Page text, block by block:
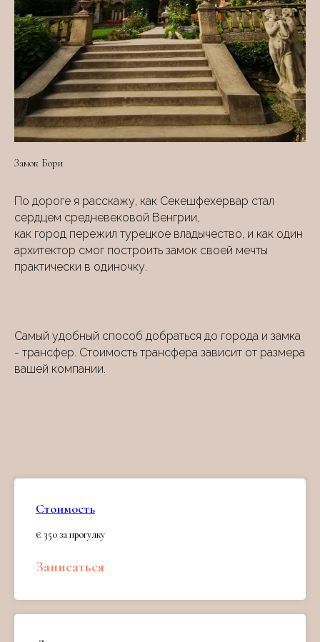
Замок Бори
По дороге я расскажу, как Секешфехервар стал
сердцем средневековой Венгрии,
как город пережил турецкое владычество, и как один
архитектор смог построить замок своей мечты
практически в одиночку.
Самый удобный способ добраться до города и замка
- трансфер. Стоимость трансфера зависит от размера
вашей компании.
Стоимость
€ 350 за прогулку
Записаться